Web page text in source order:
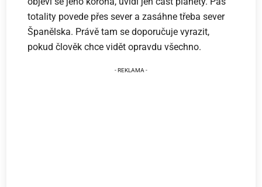
totality povede přes sever a zasáhne třeba sever
Španělska. Právě tam se doporučuje vyrazit,
pokud člověk chce vidět opravdu všechno.